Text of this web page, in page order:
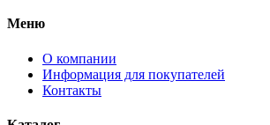
Меню
О компании
Информация для покупателей
Контакты